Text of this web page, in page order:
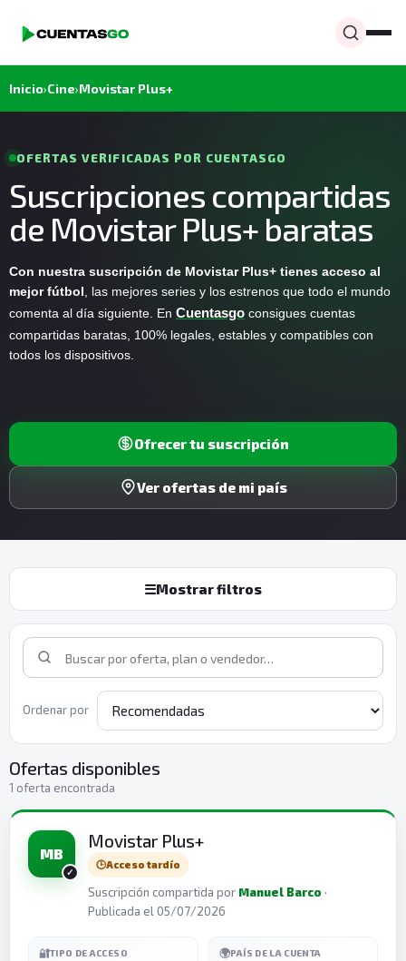
Inicio›Cine›Movistar Plus+
OFERTAS VERIFICADAS POR CUENTASGO
Suscripciones compartidas
de Movistar Plus+ baratas
Con nuestra suscripción de Movistar Plus+ tienes acceso al
mejor fútbol , las mejores series y los estrenos que todo el mundo
comenta al día siguiente. En Cuentasgo consigues cuentas
compartidas baratas, 100% legales, estables y compatibles con
todos los dispositivos.
Ofrecer tu suscripción
Ver ofertas de mi país
☰Mostrar filtros
Ordenar por
Ofertas disponibles
1 oferta encontrada
MB
Movistar Plus+
🕒Acceso tardío
Suscripción compartida por Manuel Barco ·
Publicada el 05/07/2026
🔐TIPO DE ACCESO 🌍PAÍS DE LA CUENTA